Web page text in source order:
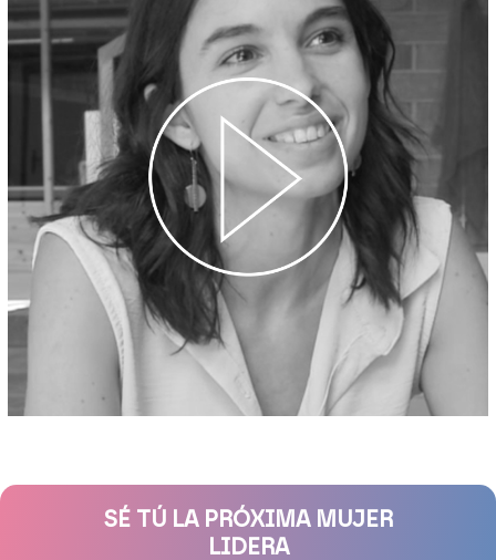
SÉ TÚ LA PRÓXIMA MUJER
LIDERA